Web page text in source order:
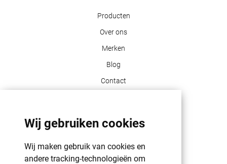
Wij gebruiken cookies
Wij maken gebruik van cookies en
andere tracking-technologieën om
Producten
Over ons
Merken
Blog
Contact
GDPR | PRIVACY POLICY | HAROGIFTS
PMS kleuren
Cookie beleid